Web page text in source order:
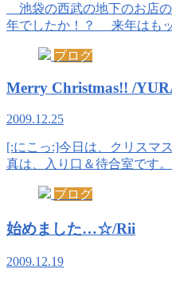
池袋の西武の地下のお店
年でしたか！？ 来年はも
ブログ
Merry Christmas!! /
2009.12.25
[:にこっ:]今日は、クリス
真は、入り口＆待合室です
ブログ
始めました…☆/Rii
2009.12.19